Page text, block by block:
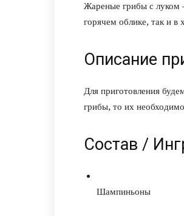
Жареные грибы с луком
горячем облике, так и в
Описание
Для приготовления
грибы, то их
Состав /
Шампиньоны